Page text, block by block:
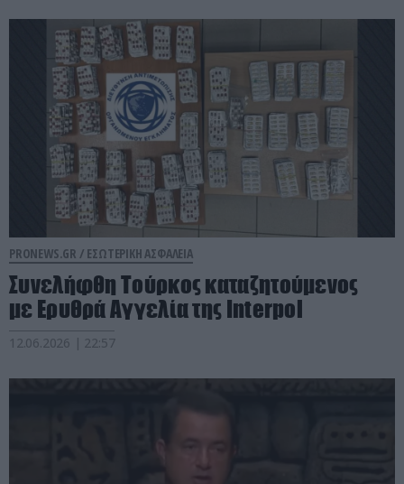
PRONEWS.GR / ΕΣΩΤΕΡΙΚΗ ΑΣΦΑΛΕΙΑ
Συνελήφθη Τούρκος καταζητούμενος
με Ερυθρά Αγγελία της Interpol
12.06.2026 | 22:57